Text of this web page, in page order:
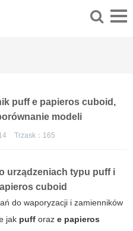
puff e papieros cuboid,
modeli
Trzask： 165
urządzeniach typu puffi
cuboid
do waporyzacji i zamienników
jak puff oraz e papieros